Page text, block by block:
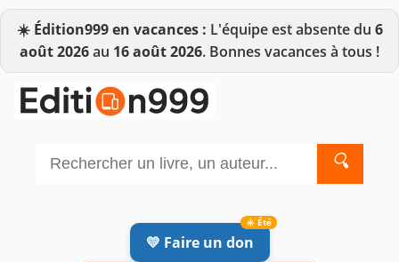
☀️ Édition999 en vacances : L'équipe est absente du 6
août 2026au 16 août 2026. Bonnes vacances à tous !
🔍
💛 Faire un don